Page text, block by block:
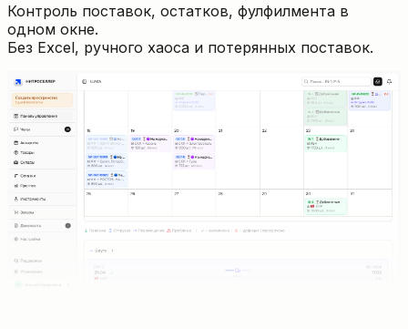
Контроль поставок, остатков, фулфилмента в
одном окне.
Без Excel, ручного хаоса и потерянных поставок.